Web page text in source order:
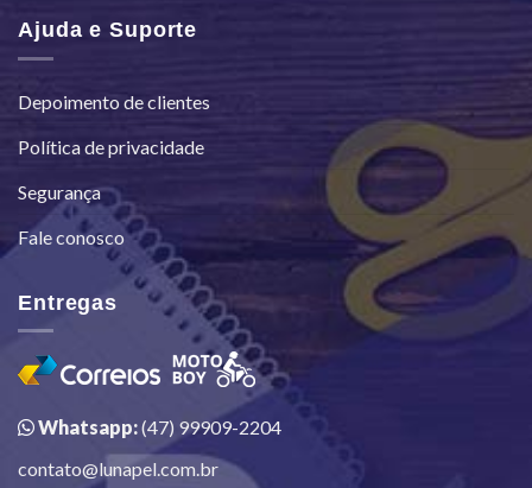
Ajuda e Suporte
Depoimento de clientes
Política de privacidade
Segurança
Fale conosco
Entregas
Whatsapp:(47) 99909-2204
contato@lunapel.com.br